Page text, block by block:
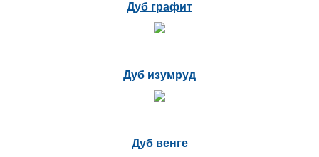
Дуб графит
Дуб изумруд
Дуб венге